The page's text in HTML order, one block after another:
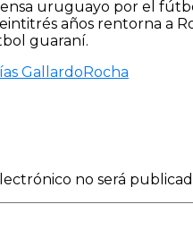
uruguayo por el
años rentorna a
guaraní.
Gallardo Rocha
no será